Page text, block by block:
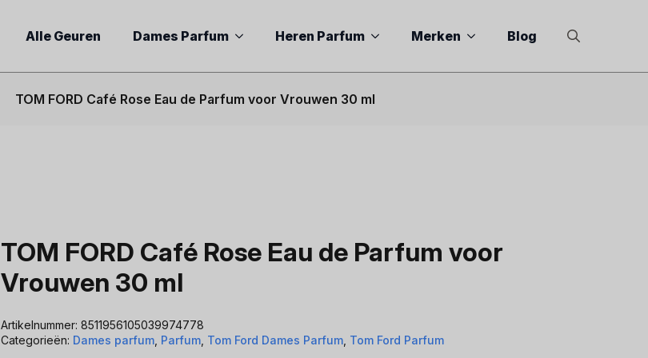
Alle Geuren Dames Parfum Heren Parfum Merken
Blog
TOM FORD Café Rose Eau de Parfum voor Vrouwen 30 ml
TOM FORD Café Rose Eau de Parfum voor
Vrouwen 30 ml
Artikelnummer:8511956105039974778
Categorieën: Dames parfum Parfum Tom Ford Dames Parfum Tom Ford Parfum